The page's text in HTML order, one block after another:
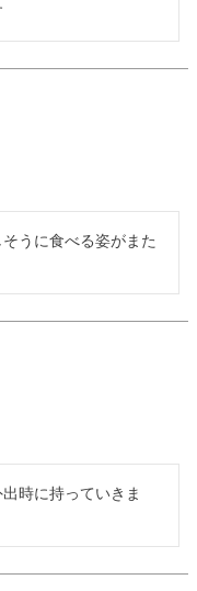
うに食べる姿がまた
時に持っていきま